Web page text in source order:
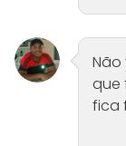
que
fica